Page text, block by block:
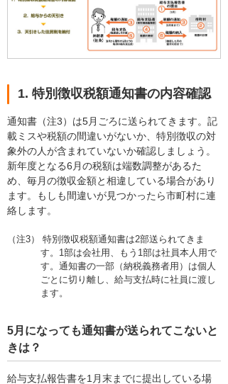
1. 特別徴収税額通知書の内容確認
通知書（注3）は5月ごろに送られてきます。記
載ミスや税額の間違いがないか、特別徴収の対
象外の人が含まれていないか確認しましょう。
新年度となる6月の税額は端数調整があるた
め、毎月の徴収金額と相違している場合があり
ます。もしも間違いが見つかったら市町村に連
絡します。
（注3） 特別徴収税額通知書は2部送られてきま
す。1部は会社用、もう1部は社員本人用で
す。通知書の一部（納税義務者用）は個人
ごとに切り離し、給与支払時に社員に渡し
ます。
5月になっても通知書が送られてこないと
きは？
給与支払報告書を1月末までに提出している場